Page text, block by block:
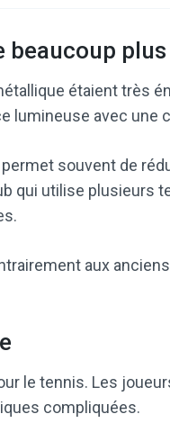
beaucoup
étaient très
lumineuse avec une
souvent de
qui utilise plusieurs
aux
le tennis. Les
compliquées.